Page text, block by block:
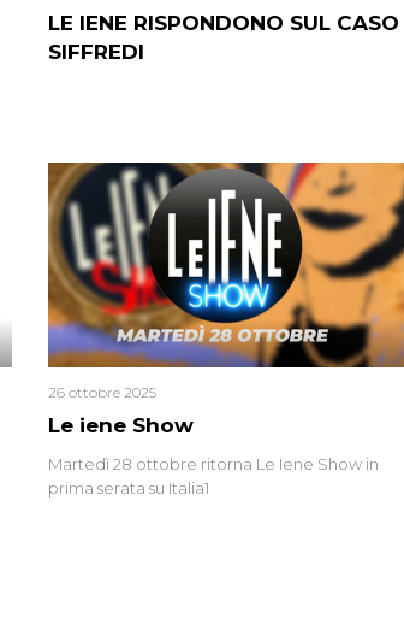
LE IENE RISPONDONO SUL CASO
SIFFREDI
Le iene Show
26 ottobre 2025
Martedì 28 ottobre ritorna Le Iene Show in
prima serata su Italia1